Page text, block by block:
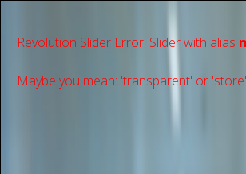
Revolution Slider Error: Slider with alias
Maybe you mean: 'transparent' or